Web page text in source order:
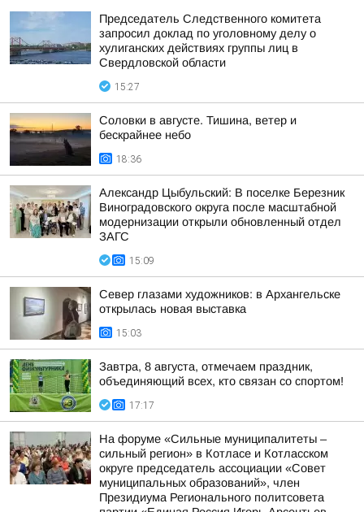
Председатель Следственного комитета
запросил доклад по уголовному делу о
хулиганских действиях группы лиц в
Свердловской области
15:27
Соловки в августе. Тишина, ветер и
бескрайнее небо
18:36
Александр Цыбульский: В поселке Березник
Виноградовского округа после масштабной
модернизации открыли обновленный отдел
ЗАГС
15:09
Север глазами художников: в Архангельске
открылась новая выставка
15:03
Завтра, 8 августа, отмечаем праздник,
объединяющий всех, кто связан со спортом!
17:17
На форуме «Сильные муниципалитеты –
сильный регион» в Котласе и Котласском
округе председатель ассоциации «Совет
муниципальных образований», член
Президиума Регионального политсовета